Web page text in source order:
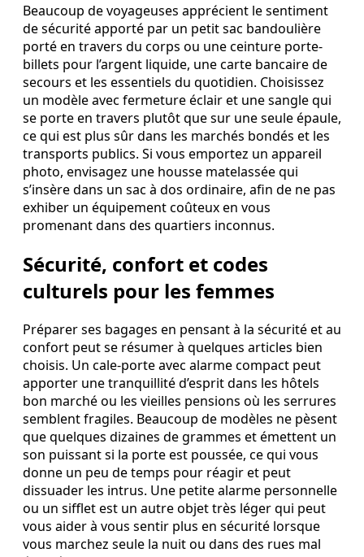
Beaucoup de voyageuses apprécient le sentiment
de sécurité apporté par un petit sac bandoulière
porté en travers du corps ou une ceinture porte-
billets pour l’argent liquide, une carte bancaire de
secours et les essentiels du quotidien. Choisissez
un modèle avec fermeture éclair et une sangle qui
se porte en travers plutôt que sur une seule épaule,
ce qui est plus sûr dans les marchés bondés et les
transports publics. Si vous emportez un appareil
photo, envisagez une housse matelassée qui
s’insère dans un sac à dos ordinaire, afin de ne pas
exhiber un équipement coûteux en vous
promenant dans des quartiers inconnus.
Sécurité, confort et codes
culturels pour les femmes
Préparer ses bagages en pensant à la sécurité et au
confort peut se résumer à quelques articles bien
choisis. Un cale-porte avec alarme compact peut
apporter une tranquillité d’esprit dans les hôtels
bon marché ou les vieilles pensions où les serrures
semblent fragiles. Beaucoup de modèles ne pèsent
que quelques dizaines de grammes et émettent un
son puissant si la porte est poussée, ce qui vous
donne un peu de temps pour réagir et peut
dissuader les intrus. Une petite alarme personnelle
ou un sifflet est un autre objet très léger qui peut
vous aider à vous sentir plus en sécurité lorsque
vous marchez seule la nuit ou dans des rues mal